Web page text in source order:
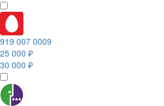
919 007 0009
25 000 ₽
30 000 ₽